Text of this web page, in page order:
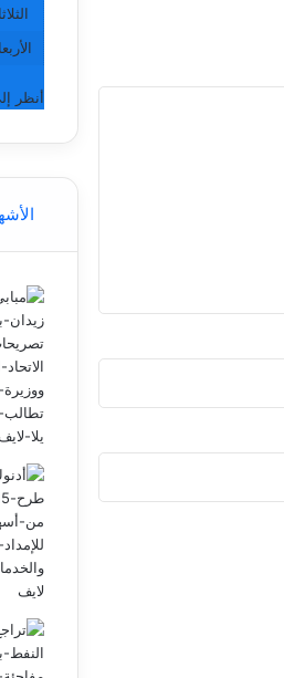
أنظر